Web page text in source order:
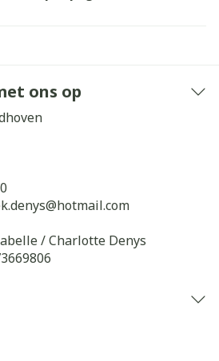
ons op
hotmail.com
/ Charlotte Denys